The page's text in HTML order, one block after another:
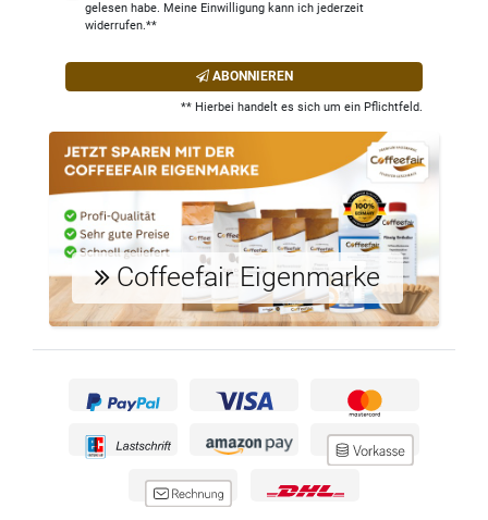
gelesen habe. Meine Einwilligung kann ich jederzeit
widerrufen.**
ABONNIEREN
** Hierbei handelt es sich um ein Pflichtfeld.
Coffeefair Eigenmarke